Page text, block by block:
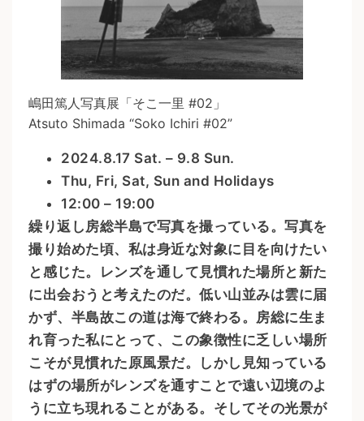
嶋田篤人写真展「そこ一里 #02」
Atsuto Shimada “Soko Ichiri #02”
2024.8.17 Sat. – 9.8 Sun.
Thu, Fri, Sat, Sun and Holidays
12:00 – 19:00
繰り返し房総半島で写真を撮っている。写真を
撮り始めた頃、私は身近な対象に目を向けたい
と感じた。レンズを通して見慣れた場所と新た
に出会おうと考えたのだ。低い山並みは雲に届
かず、半島故この道は海で終わる。房総に生ま
れ育った私にとって、この象徴性に乏しい場所
こそが見慣れた原風景だ。しかし見知っている
はずの場所がレンズを通すことで遠い辺境のよ
うに立ち現れることがある。そしてその光景が